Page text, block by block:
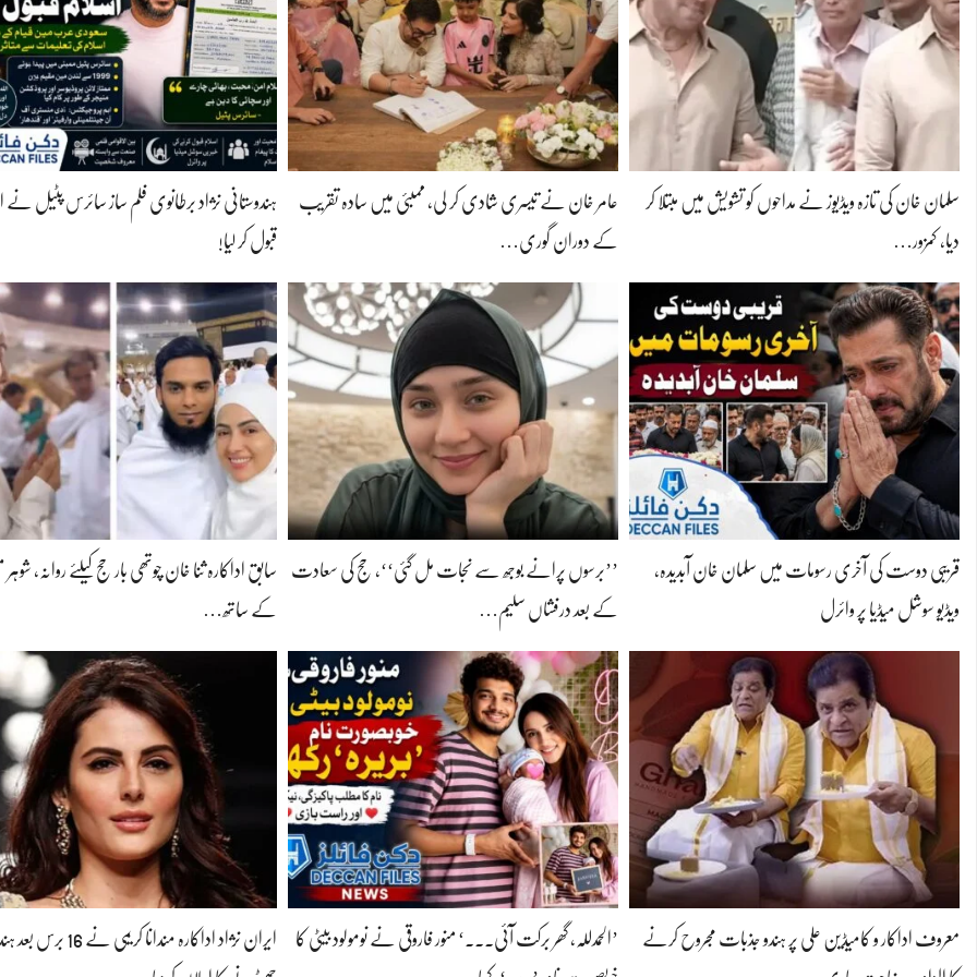
سلمان خان کی تازہ ویڈیوز نے مداحوں کو تشویش میں مبتلا کر
دیا، کمزور…
عامر خان نے تیسری شادی کر لی، ممبئی میں سادہ تقریب
کے دوران گوری…
ہندوستانی نژاد برطانوی فلم ساز سائرس پٹیل نے
قبول کر لیا!
قریبی دوست کی آخری رسومات میں سلمان خان آبدیدہ،
ویڈیو سوشل میڈیا پر وائرل
’’برسوں پرانے بوجھ سے نجات مل گئی‘‘، حج کی سعادت
کے بعد درفشاں سلیم…
سابق اداکارہ ثنا خان چوتھی بار حج کیلئے روانہ،
کے ساتھ…
معروف اداکار و کامیڈین علی پر ہندو جذبات مجروح کرنے ’الحمدللہ، گھر برکت آئی۔۔۔‘ منور فاروقی نے نومولود بیٹی کا ایران نژاد اداکارہ مندانا کریمی